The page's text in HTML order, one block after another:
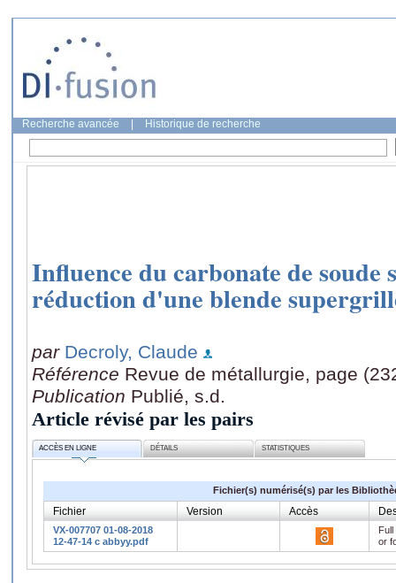
Recherche avancée Historique de recherche
Influence du carbonate de soude
réduction d'une blende
par Decroly, Claude
Référence Revue de métallurgie, page
Publication Publié, s.d.
Article révisé par les pairs
ACCÈS EN LIGNE DÉTAILS STATISTIQUES
Fichier(s) numérisé(s) par les
Fichier Version Accès
VX-007707 01-08-2018
12-47-14 c abbyy.pdf
or